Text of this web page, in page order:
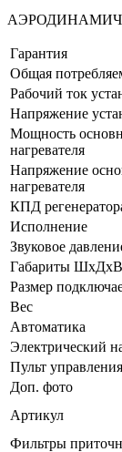
Гарантия
Общая
Рабочий ток
Напряжение
Мощность
нагревателя
Напряжение
нагревателя
КПД
Исполнение
Звуковое
Габариты ШхДхВ
Размер
Вес
Автоматика
Электрический
Пульт управления
Доп. фото
Артикул
Фильтры